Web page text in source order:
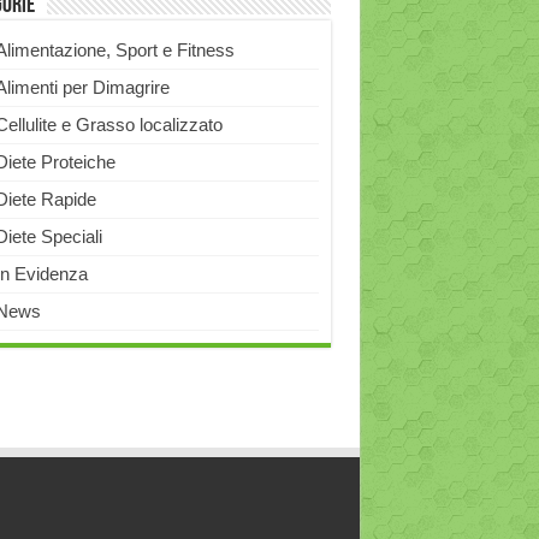
Sport e Fitness
per Dimagrire
e Grasso localizzato
Proteiche
Rapide
Speciali
Evidenza